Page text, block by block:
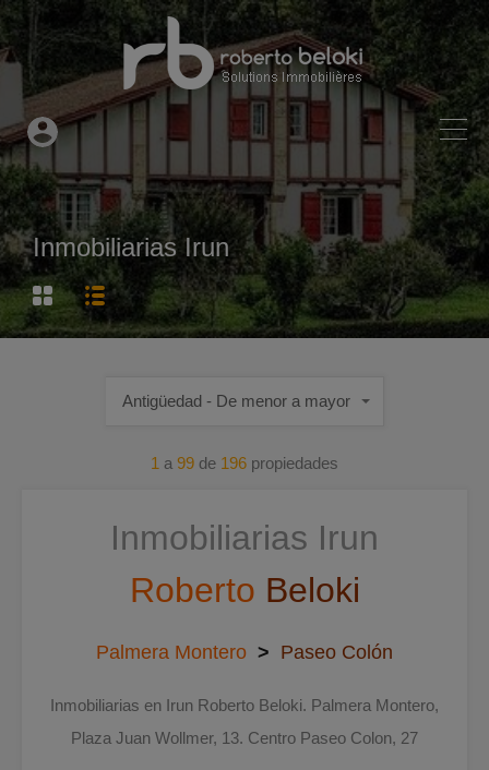
Inmobiliarias Irun
1 a 99 de 196 propiedades
Antigüedad - De menor a mayor
Inmobiliarias Irun
Roberto Beloki
Palmera Montero > Paseo Colón
Inmobiliarias en Irun Roberto Beloki. Palmera Montero,
Plaza Juan Wollmer, 13. Centro Paseo Colon, 27